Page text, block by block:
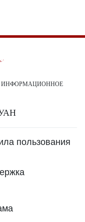
ИНФОРМАЦИОННОЕ
пользования